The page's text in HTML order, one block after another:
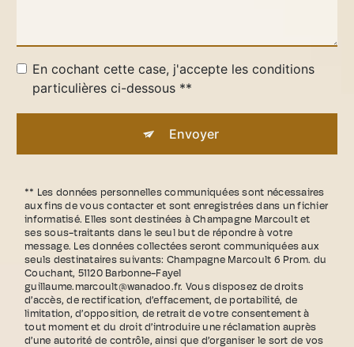
En cochant cette case, j'accepte les conditions
particulières ci-dessous **
Envoyer
** Les données personnelles communiquées sont nécessaires
aux fins de vous contacter et sont enregistrées dans un fichier
informatisé. Elles sont destinées à Champagne Marcoult et
ses sous-traitants dans le seul but de répondre à votre
message. Les données collectées seront communiquées aux
seuls destinataires suivants: Champagne Marcoult 6 Prom. du
Couchant, 51120 Barbonne-Fayel
guillaume.marcoult@wanadoo.fr. Vous disposez de droits
d’accès, de rectification, d’effacement, de portabilité, de
limitation, d’opposition, de retrait de votre consentement à
tout moment et du droit d’introduire une réclamation auprès
d’une autorité de contrôle, ainsi que d’organiser le sort de vos